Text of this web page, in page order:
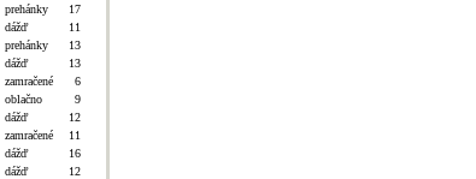
prehánky
17
dážď
11
prehánky
13
dážď
13
zamračené
6
oblačno
9
dážď
12
zamračené
11
dážď
16
dážď
12